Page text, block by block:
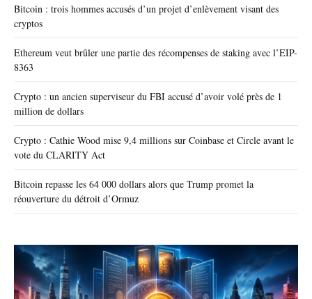
Bitcoin : trois hommes accusés d’un projet d’enlèvement visant des
cryptos
Ethereum veut brûler une partie des récompenses de staking avec l’EIP-
8363
Crypto : un ancien superviseur du FBI accusé d’avoir volé près de 1
million de dollars
Crypto : Cathie Wood mise 9,4 millions sur Coinbase et Circle avant le
vote du CLARITY Act
Bitcoin repasse les 64 000 dollars alors que Trump promet la
réouverture du détroit d’Ormuz